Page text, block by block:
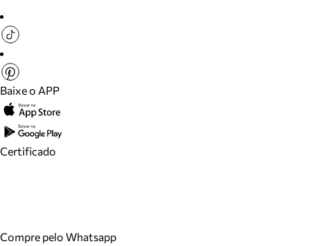
Baixe o APP
Certificado
Compre pelo Whatsapp